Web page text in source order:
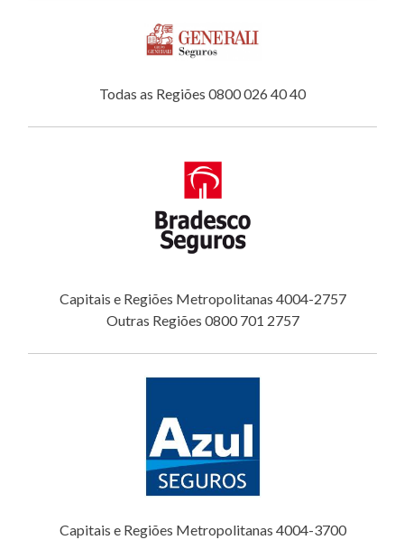
Todas as Regiões 0800 026 40 40
Capitais e Regiões Metropolitanas 4004-2757
Outras Regiões 0800 701 2757
Capitais e Regiões Metropolitanas 4004-3700